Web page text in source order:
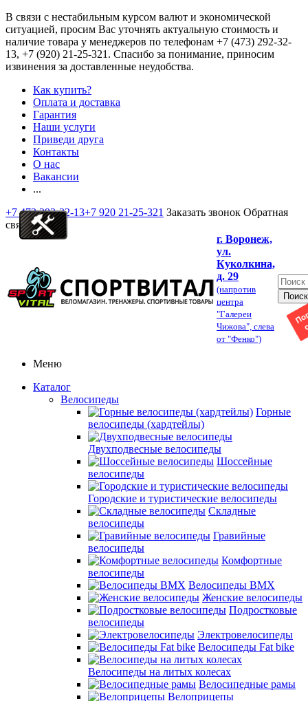
В связи с нестабильным курсом валют и экономической
ситуацией, просим Вас уточнять актуальную стоимость и
наличие товара у менеджеров по телефонам +7 (473) 292-32-
13, +7 (920) 21-25-321 . Спасибо за понимание, приносим
извинения за доставленные неудобства.
Как купить?
Оплата и доставка
Гарантия
Наши услуги
Приведи друга
Контакты
О нас
Вакансии
...
+7 473 292-32-13+7 920 21-25-321 Заказать звонок Обратная
связь
г. Воронеж,
ул.
Куколкина,
д. 29
(напротив
центра
"Галереи
Чижова", слева
от "Фенко")
Меню
Каталог
Велосипеды
Горные
велосипеды (хардтейлы)
Двухподвесные велосипеды
Шоссейные
велосипеды
Городские и туристические велосипеды
Складные
велосипеды
Гравийные
велосипеды
Комфортные
велосипеды
Велосипеды BMX
Женские велосипеды
Подростковые
велосипеды
Электровелосипеды
Велосипеды Fat bike
Велосипеды на литых колесах
Велосипедные рамы
Велоприцепы